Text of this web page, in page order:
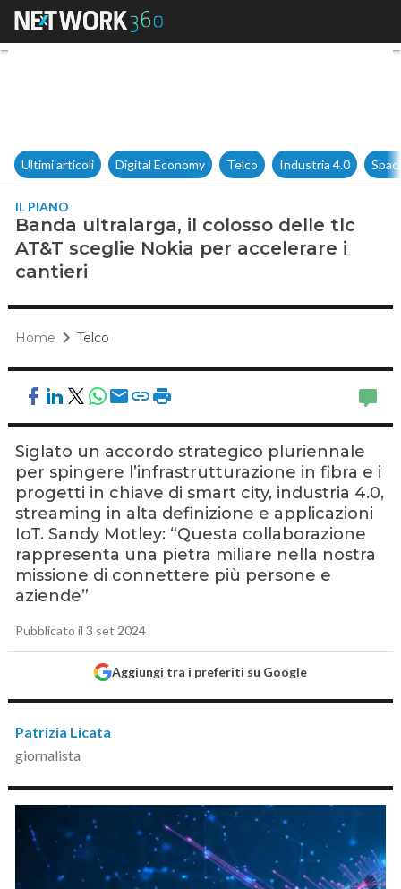
Banda ultralarga, il colosso
Ultimi articoli Digital Economy Telco Industria 4.0
IL PIANO
Banda ultralarga, il colosso delle tlc
AT&T sceglie Nokia per accelerare i
cantieri
Home Telco
Siglato un accordo strategico pluriennale
per spingere l’infrastrutturazione in fibra e i
progetti in chiave di smart city, industria 4.0,
streaming in alta definizione e applicazioni
IoT. Sandy Motley: “Questa collaborazione
rappresenta una pietra miliare nella nostra
missione di connettere più persone e
aziende”
Pubblicato il 3 set 2024
Aggiungi tra i preferiti su Google
Patrizia Licata
giornalista